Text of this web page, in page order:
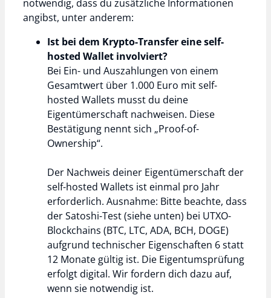
notwendig, dass du zusätzliche Informationen
angibst, unter anderem:
Ist bei dem Krypto-Transfer eine self-
hosted Wallet involviert?
Bei Ein- und Auszahlungen von einem
Gesamtwert über 1.000 Euro mit self-
hosted Wallets musst du deine
Eigentümerschaft nachweisen. Diese
Bestätigung nennt sich „Proof-of-
Ownership“.
Der Nachweis deiner Eigentümerschaft der
self-hosted Wallets ist einmal pro Jahr
erforderlich. Ausnahme: Bitte beachte, dass
der Satoshi-Test (siehe unten) bei UTXO-
Blockchains (BTC, LTC, ADA, BCH, DOGE)
aufgrund technischer Eigenschaften 6 statt
12 Monate gültig ist. Die Eigentumsprüfung
erfolgt digital. Wir fordern dich dazu auf,
wenn sie notwendig ist.